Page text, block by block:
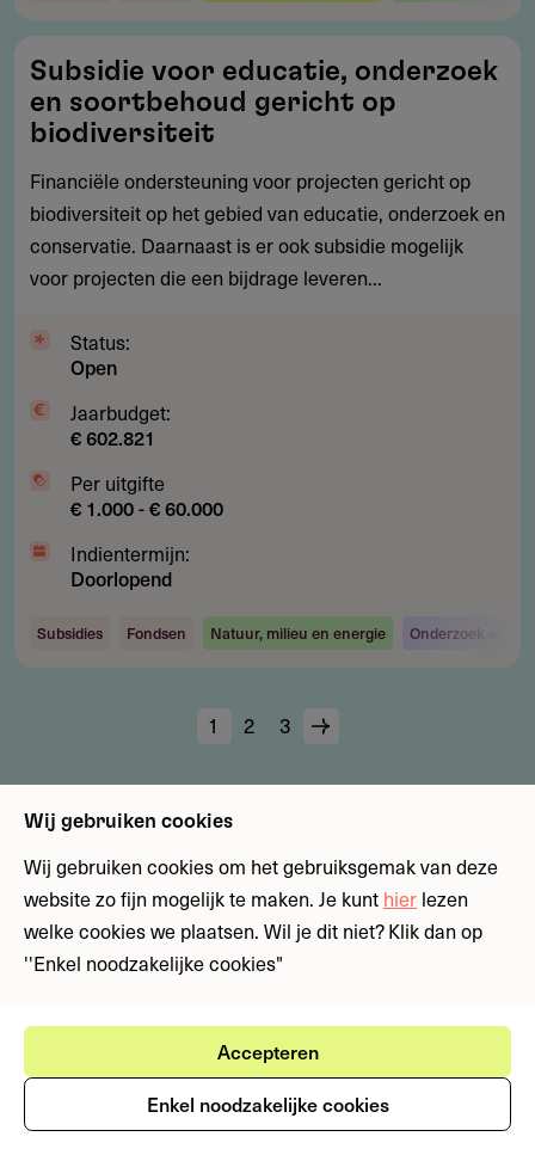
voor
educatie,
onderzoek
en
soortbehoud
gericht
op
Subsidie voor educatie, onderzoek
en soortbehoud gericht op
biodiversiteit
Financiële ondersteuning voor projecten gericht op
biodiversiteit op het gebied van educatie, onderzoek en
conservatie. Daarnaast is er ook subsidie mogelijk
voor projecten die een bijdrage leveren...
Status:
Open
Jaarbudget:
€ 602.821
Per uitgifte
€ 1.000 - € 60.000
Indientermijn:
Doorlopend
Subsidies Fondsen Natuur, milieu en energie Onderzoek en
Huidige
1 Page
2 Page
3
Volgende
Wij gebruiken cookies
Wij gebruiken cookies om het gebruiksgemak van deze
website zo fijn mogelijk te maken. Je kunt hier lezen
welke cookies we plaatsen. Wil je dit niet? Klik dan op
''Enkel noodzakelijke cookies"
Accepteren
Enkel noodzakelijke cookies